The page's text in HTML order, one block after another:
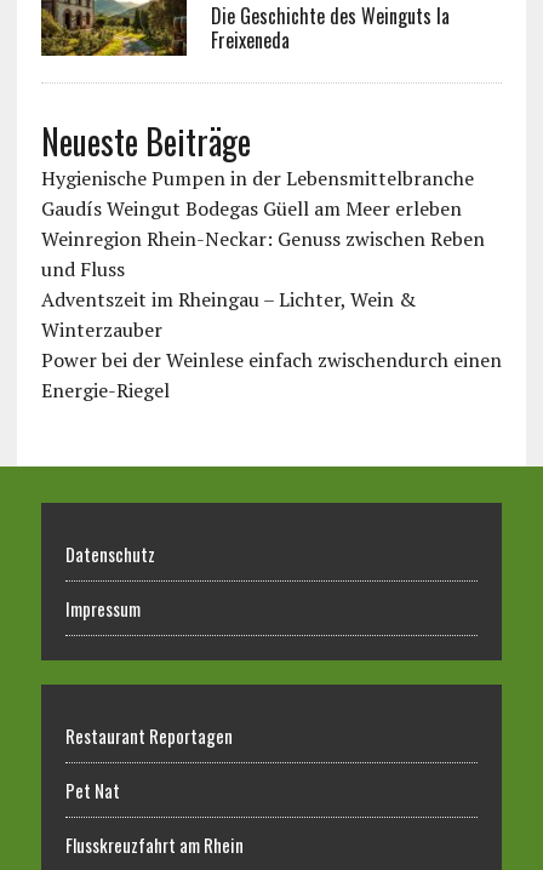
Die Geschichte des Weinguts la
Freixeneda
Neueste Beiträge
Hygienische Pumpen in der Lebensmittelbranche
Gaudís Weingut Bodegas Güell am Meer erleben
Weinregion Rhein-Neckar: Genuss zwischen Reben
und Fluss
Adventszeit im Rheingau – Lichter, Wein &
Winterzauber
Power bei der Weinlese einfach zwischendurch einen
Energie-Riegel
Datenschutz
Impressum
Restaurant Reportagen
Pet Nat
Flusskreuzfahrt am Rhein